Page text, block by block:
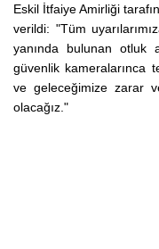
Eskil İtfaiye Amirliği
verildi: "Tüm
yanında bulunan otluk
güvenlik kameralarınca
ve geleceğimize zarar
olacağız."